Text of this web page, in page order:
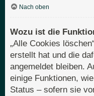
Nach oben
Wozu ist die
„Alle Cookies
erstellt hat und die
angemeldet bleiben.
einige Funktionen,
Status – sofern sie